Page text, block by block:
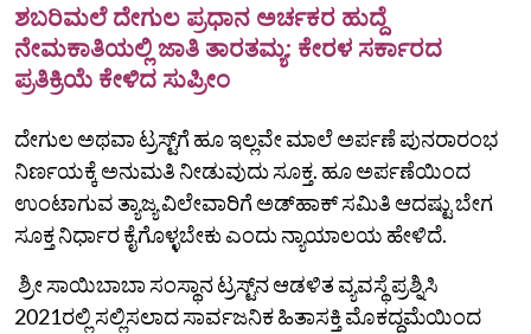
ಶಬರಿಮಲೆ ದೇಗುಲ ಪ್ರಧಾನ ಅರ್ಚಕರ ಹುದ್ದೆ
ನೇಮಕಾತಿಯಲ್ಲಿ ಜಾತಿ ತಾರತಮ್ಯ: ಕೇರಳ ಸರ್ಕಾರದ
ಪ್ರತಿಕ್ರಿಯೆ ಕೇಳಿದ ಸುಪ್ರೀಂ
ದೇಗುಲ ಅಥವಾ ಟ್ರಸ್ಟ್‌ಗೆ ಹೂ ಇಲ್ಲವೇ ಮಾಲೆ ಅರ್ಪಣೆ ಪುನರಾರಂಭ
ನಿರ್ಣಯಕ್ಕೆ ಅನುಮತಿ ನೀಡುವುದು ಸೂಕ್ತ. ಹೂ ಅರ್ಪಣೆಯಿಂದ
ಉಂಟಾಗುವ ತ್ಯಾಜ್ಯ ವಿಲೇವಾರಿಗೆ ಅಡ್‌ಹಾಕ್‌ ಸಮಿತಿ ಆದಷ್ಟು ಬೇಗ
ಸೂಕ್ತ ನಿರ್ಧಾರ ಕೈಗೊಳ್ಳಬೇಕು ಎಂದು ನ್ಯಾಯಾಲಯ ಹೇಳಿದೆ.
ಶ್ರೀ ಸಾಯಿಬಾಬಾ ಸಂಸ್ಥಾನ ಟ್ರಸ್ಟ್‌ನ ಆಡಳಿತ ವ್ಯವಸ್ಥೆ ಪ್ರಶ್ನಿಸಿ
2021ರಲ್ಲಿ ಸಲ್ಲಿಸಲಾದ ಸಾರ್ವಜನಿಕ ಹಿತಾಸಕ್ತಿ ಮೊಕದ್ದಮೆಯಿಂದ